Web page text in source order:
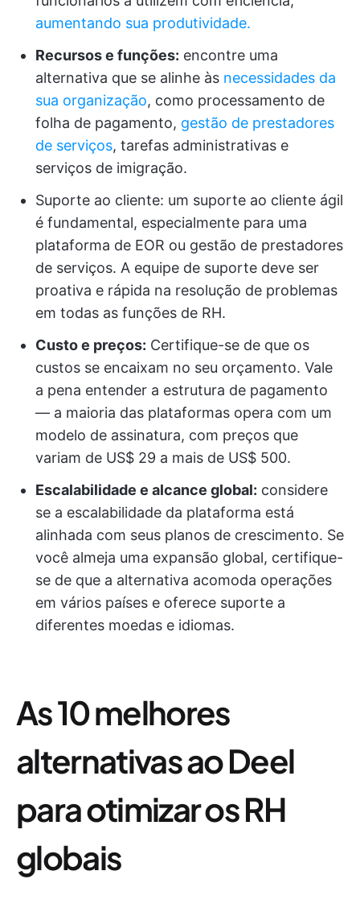
aumentando sua produtividade.
Recursos e funções: encontre uma
alternativa que se alinhe às necessidades da
sua organização, como processamento de
folha de pagamento, gestão de prestadores
de serviços, tarefas administrativas e
serviços de imigração.
Suporte ao cliente: um suporte ao cliente ágil
é fundamental, especialmente para uma
plataforma de EOR ou gestão de prestadores
de serviços. A equipe de suporte deve ser
proativa e rápida na resolução de problemas
em todas as funções de RH.
Custo e preços: Certifique-se de que os
custos se encaixam no seu orçamento. Vale
a pena entender a estrutura de pagamento
— a maioria das plataformas opera com um
modelo de assinatura, com preços que
variam de US$ 29 a mais de US$ 500.
Escalabilidade e alcance global: considere
se a escalabilidade da plataforma está
alinhada com seus planos de crescimento. Se
você almeja uma expansão global, certifique-
se de que a alternativa acomoda operações
em vários países e oferece suporte a
diferentes moedas e idiomas.
As 10 melhores
alternativas ao Deel
para otimizar os RH
globais